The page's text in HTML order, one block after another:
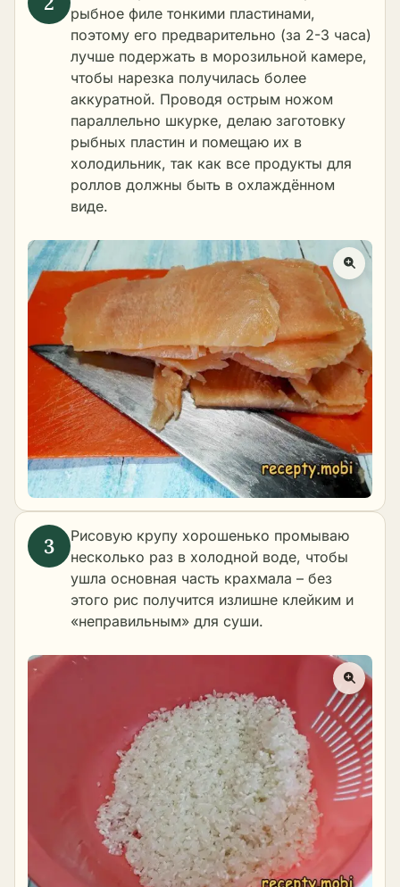
рыбное филе тонкими пластинами,
поэтому его предварительно (за 2-3 часа)
лучше подержать в морозильной камере,
чтобы нарезка получилась более
аккуратной. Проводя острым ножом
параллельно шкурке, делаю заготовку
рыбных пластин и помещаю их в
холодильник, так как все продукты для
роллов должны быть в охлаждённом
виде.
Рисовую крупу хорошенько промываю
несколько раз в холодной воде, чтобы
ушла основная часть крахмала – без
этого рис получится излишне клейким и
«неправильным» для суши.